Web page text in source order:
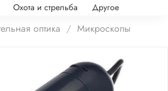
Охота и стрельба Другое
оптика Микроскопы